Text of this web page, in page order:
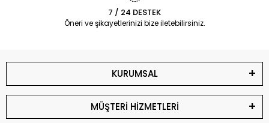
7 / 24 DESTEK
Öneri ve şikayetlerinizi bize iletebilirsiniz.
KURUMSAL
MÜŞTERİ HİZMETLERİ